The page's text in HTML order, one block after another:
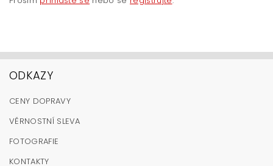
ODKAZY
CENY DOPRAVY
VĚRNOSTNÍ SLEVA
FOTOGRAFIE
KONTAKTY